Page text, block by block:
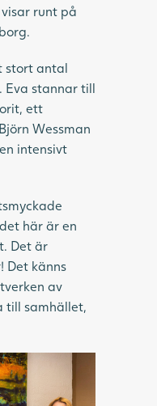
runt på
stort antal
Eva stannar till
ett
Wessman
intensivt
här är en
Det är
Det känns
av
till samhället,